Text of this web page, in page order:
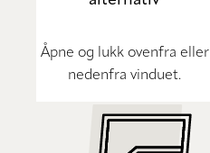
Åpne og lukk ovenfra eller
nedenfra vinduet.